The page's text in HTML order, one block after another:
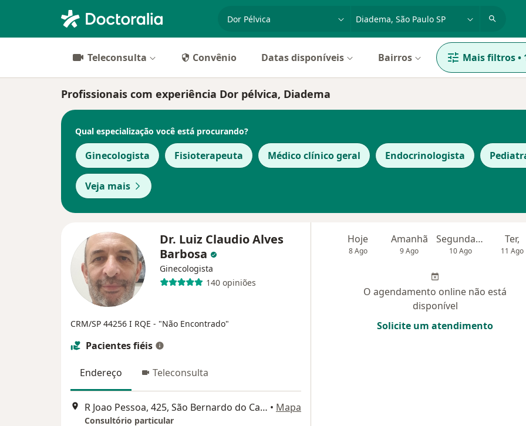
especialidade, doença ou nome
Teleconsulta Convênio Datas disponíveis Bairros Mais filtros•
Profissionais com experiência Dor pélvica, Diadema
Qual especialização você está procurando?
Ginecologista Fisioterapeuta Médico clínico geral Endocrinologista
Veja mais
Dr. Luiz Claudio Alves
Barbosa
Ginecologista
140 opiniões
CRM/SP 44256 I RQE - "Não Encontrado"
Pacientes fiéis
Endereço Teleconsulta
R Joao Pessoa, 425, São Bernardo do Campo • Mapa
Consultório particular
Hoje
8 Ago
Amanhã
9 Ago
Segunda-feira
10 Ago
Ter,
11 Ago
O agendamento online não está
disponível
Solicite um atendimento